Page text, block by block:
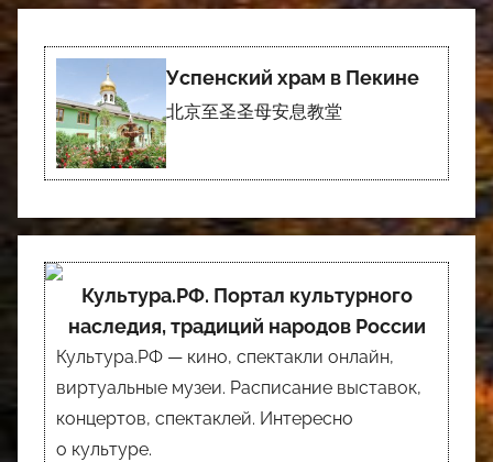
Успенский храм в Пекине
北京至圣圣母安息教堂
Культура.РФ. Портал культурного
наследия, традиций народов России
Культура.РФ — кино, спектакли онлайн,
виртуальные музеи. Расписание выставок,
концертов, спектаклей. Интересно
о культуре.